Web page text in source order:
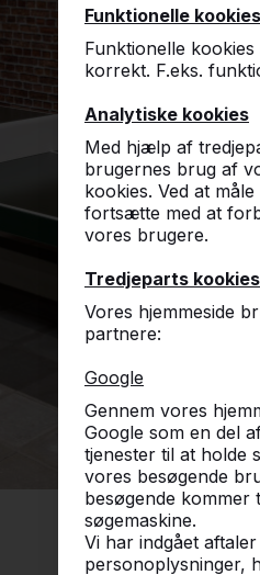
Funktionelle kookies
Funktionelle
korrekt. F.eks.
Analytiske kookies
Med hjælp af
brugernes brug af
kookies. Ved at
fortsætte med at
vores brugere.
Tredjeparts kookies
Vores hjemmeside
partnere:
Google
Gennem vores
Google som en del
tjenester til at holde
vores besøgende
besøgende kommer
søgemaskine.
Vi har indgået
personoplysninger,